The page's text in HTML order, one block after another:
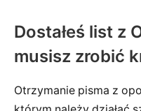
Dostałeś list z
musisz zrobić
Otrzymanie pisma z